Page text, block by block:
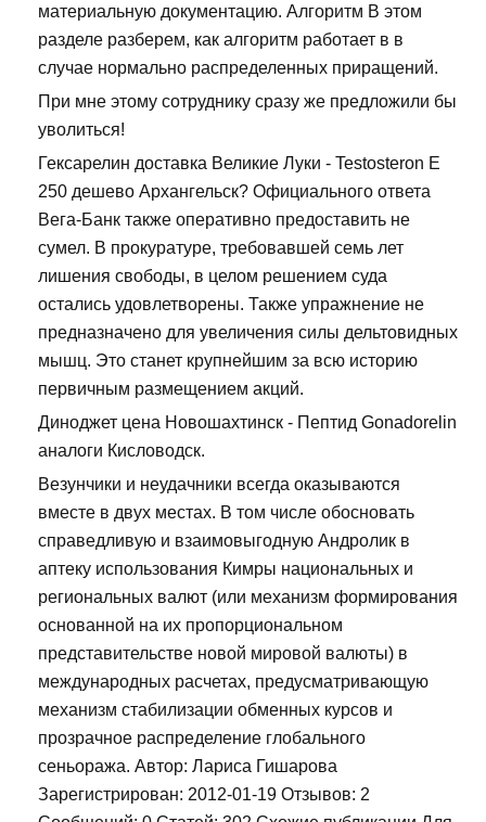
материальную документацию. Алгоритм В этом
разделе разберем, как алгоритм работает в в
случае нормально распределенных приращений.
При мне этому сотруднику сразу же предложили бы
уволиться!
Гексарелин доставка Великие Луки - Testosteron E
250 дешево Архангельск? Официального ответа
Вега-Банк также оперативно предоставить не
сумел. В прокуратуре, требовавшей семь лет
лишения свободы, в целом решением суда
остались удовлетворены. Также упражнение не
предназначено для увеличения силы дельтовидных
мышц. Это станет крупнейшим за всю историю
первичным размещением акций.
Диноджет цена Новошахтинск - Пептид Gonadorelin
аналоги Кисловодск.
Везунчики и неудачники всегда оказываются
вместе в двух местах. В том числе обосновать
справедливую и взаимовыгодную Андролик в
аптеку использования Кимры национальных и
региональных валют (или механизм формирования
основанной на их пропорциональном
представительстве новой мировой валюты) в
международных расчетах, предусматривающую
механизм стабилизации обменных курсов и
прозрачное распределение глобального
сеньоража. Автор: Лариса Гишарова
Зарегистрирован: 2012-01-19 Отзывов: 2